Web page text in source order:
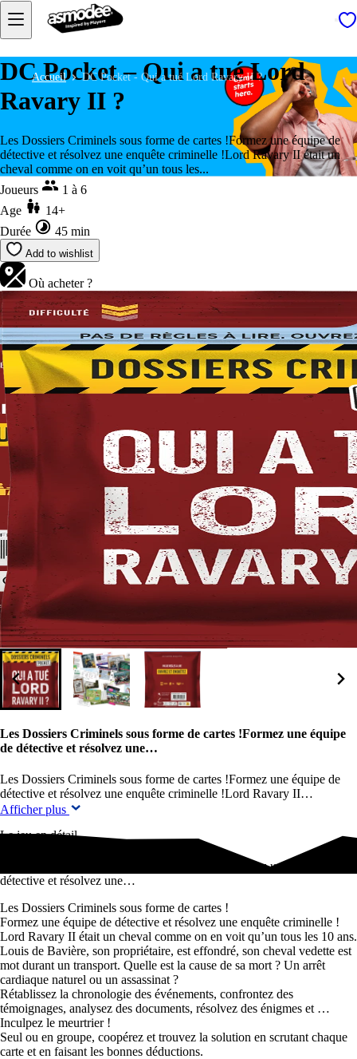
Accueil DC Pocket - Qui a tué Lord Ravary II ?
DC Pocket – Qui a tué Lord
Ravary II ?
Les Dossiers Criminels sous forme de cartes !Formez une équipe de
détective et résolvez une enquête criminelle !Lord Ravary II était un
cheval comme on en voit qu’un tous les...
Joueurs
1 à 6
Age
14+
Durée
45 min
Add to wishlist
Où acheter ?
Les Dossiers Criminels sous forme de cartes !Formez une équipe
de détective et résolvez une…
Les Dossiers Criminels sous forme de cartes !Formez une équipe de
détective et résolvez une enquête criminelle !Lord Ravary II…
Afficher plus
Le jeu en détail
Les Dossiers Criminels sous forme de cartes !Formez une équipe de
détective et résolvez une…
Les Dossiers Criminels sous forme de cartes !
Formez une équipe de détective et résolvez une enquête criminelle !
Lord Ravary II était un cheval comme on en voit qu’un tous les 10 ans.
Louis de Bavière, son propriétaire, est effondré, son cheval vedette est
mot durant un transport. Quelle est la cause de sa mort ? Un arrêt
cardiaque naturel ou un assassinat ?
Rétablissez la chronologie des événements, confrontez des
témoignages, analysez des documents, résolvez des énigmes et …
Inculpez le meurtrier !
Seul ou en groupe, coopérez et trouvez la solution en scrutant chaque
carte et en faisant les bonnes déductions.